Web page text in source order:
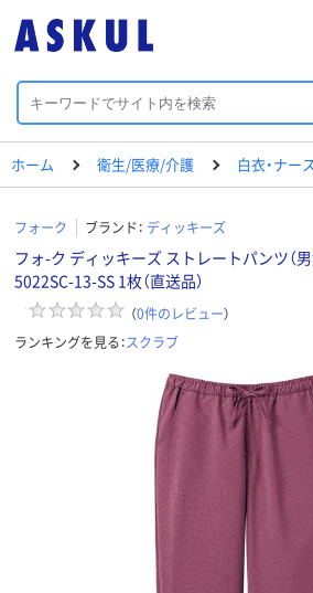
ホーム 衛生/医療/介護 白衣・ナー
フォーク ブランド： ディッキーズ
フォ-ク ディッキーズ ストレートパンツ（
5022SC-13-SS 1枚（直送品）
（0件のレビュー）
ランキングを見る：スクラブ